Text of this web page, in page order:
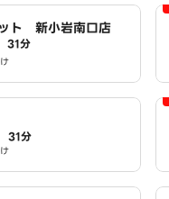
ト 新小岩南口店
31分
31分